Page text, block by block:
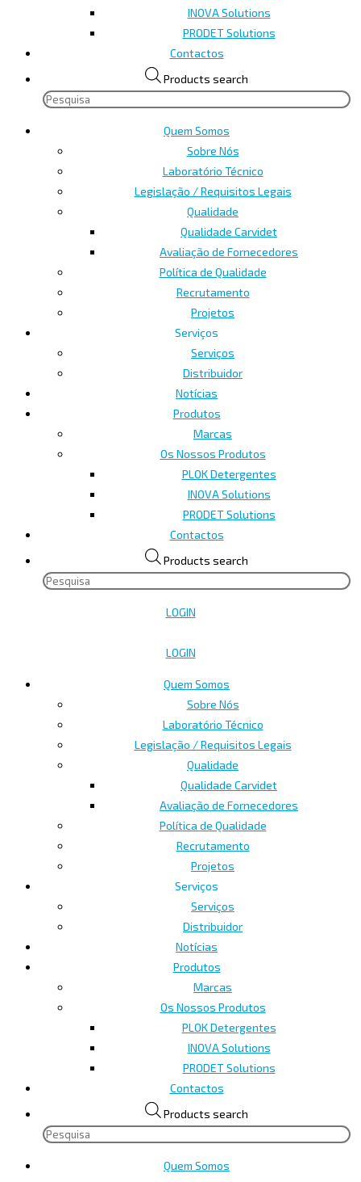
INOVA Solutions
PRODET Solutions
Contactos
Products search
Quem Somos
Sobre Nós
Laboratório Técnico
Legislação / Requisitos Legais
Qualidade
Qualidade Carvidet
Avaliação de Fornecedores
Política de Qualidade
Recrutamento
Projetos
Serviços
Serviços
Distribuidor
Notícias
Produtos
Marcas
Os Nossos Produtos
PLOK Detergentes
INOVA Solutions
PRODET Solutions
Contactos
Products search
LOGIN
LOGIN
Quem Somos
Sobre Nós
Laboratório Técnico
Legislação / Requisitos Legais
Qualidade
Qualidade Carvidet
Avaliação de Fornecedores
Política de Qualidade
Recrutamento
Projetos
Serviços
Serviços
Distribuidor
Notícias
Produtos
Marcas
Os Nossos Produtos
PLOK Detergentes
INOVA Solutions
PRODET Solutions
Contactos
Products search
Quem Somos